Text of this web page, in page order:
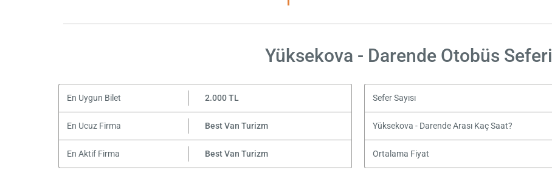
Yüksekova - Darende Otobüs Seferi
En Uygun Bilet 2.000 TL Sefer Sayısı
En Ucuz Firma Best Van Turizm Yüksekova - Darende Arası Kaç Saat?
En Aktif Firma Best Van Turizm Ortalama Fiyat